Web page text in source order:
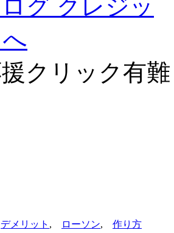
クリック有
デメリット , ローソン, 作り方